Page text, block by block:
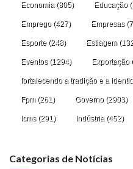
Economia (805) Educação
Emprego(427) Empresas
Esporte (248) Estiagem
Eventos(1294) Exportação
fortalecendo a tradição e a
Fpm(261) Governo(2903)
Icms(291) Indústria (452)
Categorias de Notícias